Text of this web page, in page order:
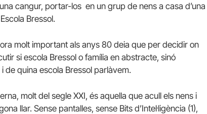
cangur, portar-los en un grup de nens a casa d’una
Bressol.
molt important als anys 80 deia que per decidir on
si escola Bressol o família en abstracte, sinó
de quina escola Bressol parlàvem.
molt del segle XXI, és aquella que acull els nens i
llar. Sense pantalles, sense Bits d’Intel·ligència (1),